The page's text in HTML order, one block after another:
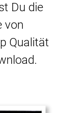
Du die
von
Qualität